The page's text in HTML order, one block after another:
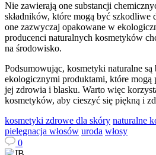
Nie zawierają one substancji
składników, które mogą być szkodliwe
one zazwyczaj opakowane w
producenci naturalnych kosmetyków
na środowisko.
Podsumowując, kosmetyki naturalne
ekologicznymi produktami, które mogą
jej zdrowia i blasku. Warto więc
kosmetyków, aby cieszyć się piękną i
kosmetyki zdrowe dla skóry naturalne
pielęgnacja włosów uroda włosy
0